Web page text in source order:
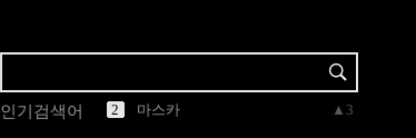
인기검색어 1 ▲3
2 마스카 ▲3
3 ▼-2
4 ▲3
5 ▲1